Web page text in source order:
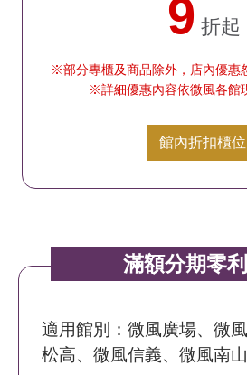
9 折起
※部分專櫃及商品除外，店內優惠
※詳細優惠內容依微風各館
館內折扣櫃位
滿額分期零
適用館別：微風廣場、微
松高、微風信義、微風南山